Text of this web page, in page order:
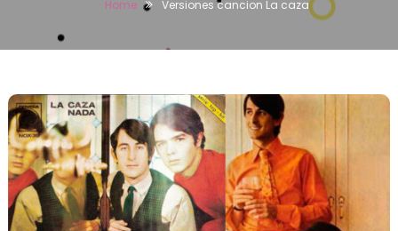
Home Versiones cancion La caza